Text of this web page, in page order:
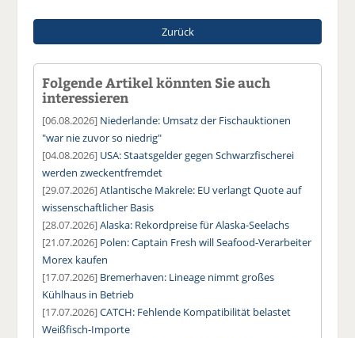
Zurück
Folgende Artikel könnten Sie auch
interessieren
[06.08.2026] Niederlande: Umsatz der Fischauktionen
"war nie zuvor so niedrig"
[04.08.2026] USA: Staatsgelder gegen Schwarzfischerei
werden zweckentfremdet
[29.07.2026]Atlantische Makrele: EU verlangt Quote auf
wissenschaftlicher Basis
[28.07.2026]Alaska: Rekordpreise für Alaska-Seelachs
[21.07.2026] Polen: Captain Fresh will Seafood-Verarbeiter
Morex kaufen
[17.07.2026] Bremerhaven: Lineage nimmt großes
Kühlhaus in Betrieb
[17.07.2026]CATCH: Fehlende Kompatibilität belastet
Weißfisch-Importe